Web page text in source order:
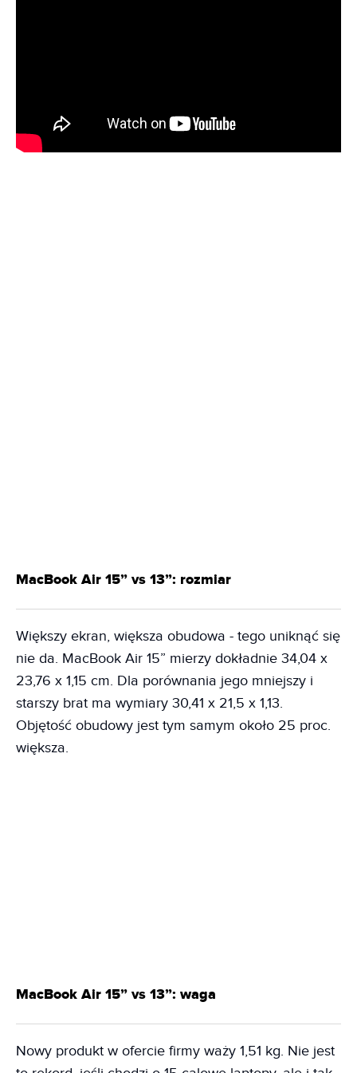
MacBook Air 15” vs 13”: rozmiar
Większy ekran, większa obudowa - tego uniknąć się
nie da. MacBook Air 15” mierzy dokładnie 34,04 x
23,76 x 1,15 cm. Dla porównania jego mniejszy i
starszy brat ma wymiary 30,41 x 21,5 x 1,13.
Objętość obudowy jest tym samym około 25 proc.
większa.
MacBook Air 15” vs 13”: waga
Nowy produkt w ofercie firmy waży 1,51 kg. Nie jest